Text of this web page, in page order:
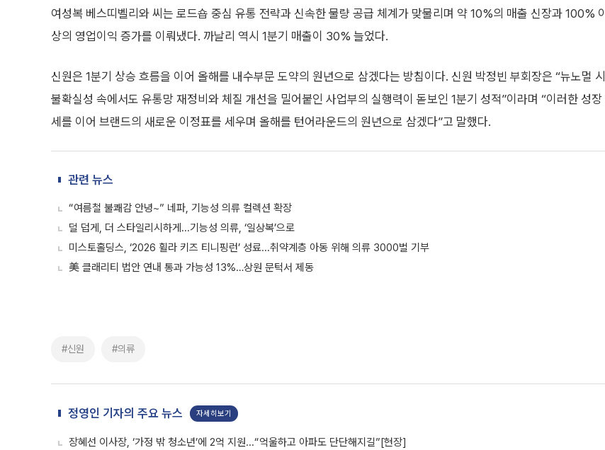
여성복 베스띠벨리와 씨는 로드숍 중심 유통 전략과 신속한 물량 공급 체계가 맞물리며 약 10%의 매출 신장과 100% 이
상의 영업이익 증가를 이뤄냈다. 까날리 역시 1분기 매출이 30% 늘었다.
신원은 1분기 상승 흐름을 이어 올해를 내수부문 도약의 원년으로 삼겠다는 방침이다. 신원 박정빈 부회장은 “뉴노멀
불확실성 속에서도 유통망 재정비와 체질 개선을 밀어붙인 사업부의 실행력이 돋보인 1분기 성적”이라며 “이러한 성장
세를 이어 브랜드의 새로운 이정표를 세우며 올해를 턴어라운드의 원년으로 삼겠다”고 말했다.
관련 뉴스
“여름철 불쾌감 안녕~” 네파, 기능성 의류 컬렉션 확장
덜 덥게, 더 스타일리시하게...기능성 의류, ‘일상복’으로
미스토홀딩스, ‘2026 휠라 키즈 티니핑런’ 성료...취약계층 아동 위해 의류 3000벌 기부
美 클래리티 법안 연내 통과 가능성 13%…상원 문턱서 제동
#신원 #의류
정영인 기자의 주요 뉴스 자세히보기
장혜선 이사장, ‘가정 밖 청소년’에 2억 지원...“억울하고 아파도 단단해지길”[현장]